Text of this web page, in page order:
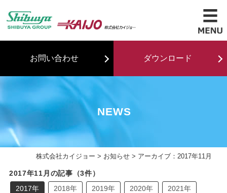
お問い合わせ ダウンロード
NEWS
株式会社カイジョー > お知らせ> アーカイブ：2017年11月
2017年11月の記事（3件）
2017年
2018年 2019年 2020年 2021年